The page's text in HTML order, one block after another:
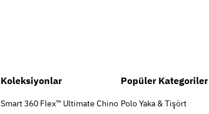
Koleksiyonlar
Smart 360 Flex™ Ultimate Chino
Popüler Kategoriler
Polo Yaka & Tişört